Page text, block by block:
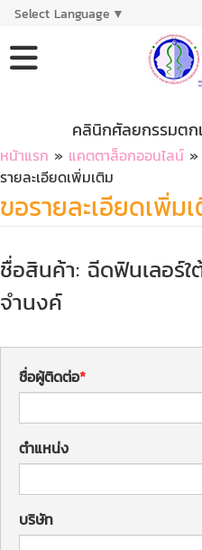
Select Language ▼
คลินิกศัลยกรรมต
หน้าแรก » แคตตาล็อกออนไลน์ »
รายละเอียดเพิ่มเติม
ขอรายละเอียดเพิ่ม
ชื่อสินค้า: ฉีดฟินเลอร์ใ
จำนงค์
ชื่อผู้ติดต่อ
ตำแหน่ง
บริษัท